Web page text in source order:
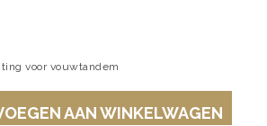
voor vouwtandem
AAN WINKELWAGEN